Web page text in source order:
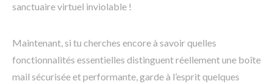
sanctuaire virtuel inviolable !
Maintenant, si tu cherches encore à savoir quelles
fonctionnalités essentielles distinguent réellement une boîte
mail sécurisée et performante, garde à l’esprit quelques